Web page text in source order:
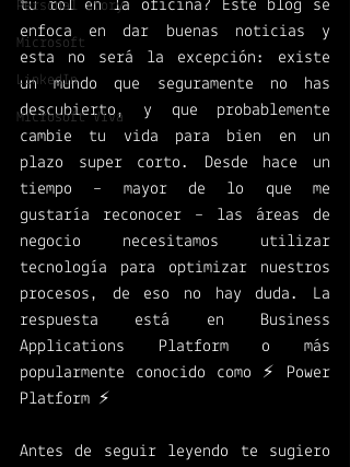
Personal story
Microsoft
LinkedIn
Microsoft Viva
tu rol en la oficina? Este blog se
enfoca en dar buenas noticias y
esta no será la excepción: existe
un mundo que seguramente no has
descubierto, y que probablemente
cambie tu vida para bien en un
plazo super corto. Desde hace un
tiempo – mayor de lo que me
gustaría reconocer – las áreas de
negocio necesitamos utilizar
tecnología para optimizar nuestros
procesos, de eso no hay duda. La
respuesta está en Business
Applications Platform o más
popularmente conocido como ⚡ Power
Platform ⚡
Antes de seguir leyendo te sugiero